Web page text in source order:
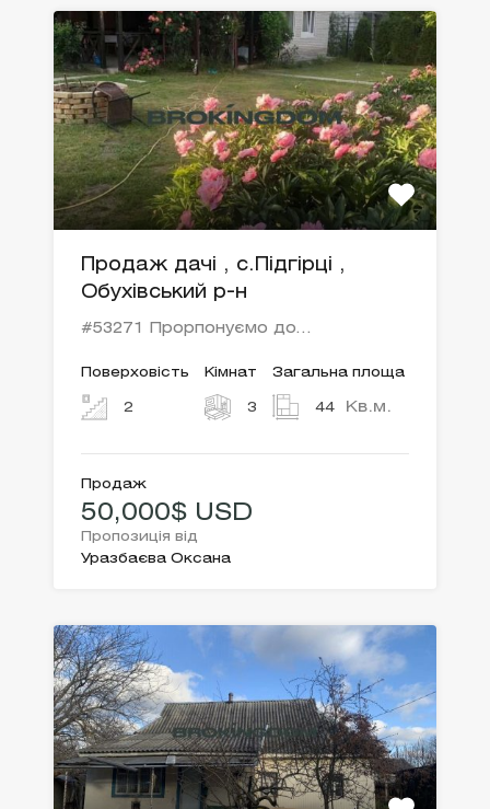
Продаж дачі , с.Підгірці ,
Обухівський р-н
#53271 Прорпонуємо до…
Поверховість
2
Кімнат
3
Загальна площа
44 Кв.м.
Продаж
50,000$ USD
Пропозиція від
Уразбаєва Оксана